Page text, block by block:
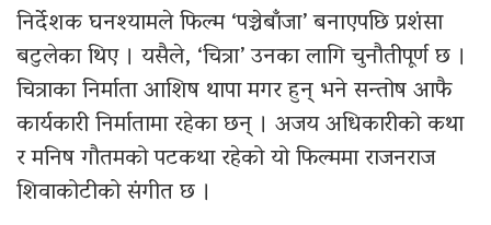
निर्देशक घनश्यामले फिल्म ‘पञ्चेबाँजा’ बनाएपछि प्रशंसा
बटुलेका थिए । यसैले, ‘चित्रा’ उनका लागि चुनौतीपूर्ण छ ।
चित्राका निर्माता आशिष थापा मगर हुन् भने सन्तोष आफै
कार्यकारी निर्मातामा रहेका छन् । अजय अधिकारीको कथा
र मनिष गौतमको पटकथा रहेको यो फिल्ममा राजनराज
शिवाकोटीको संगीत छ ।